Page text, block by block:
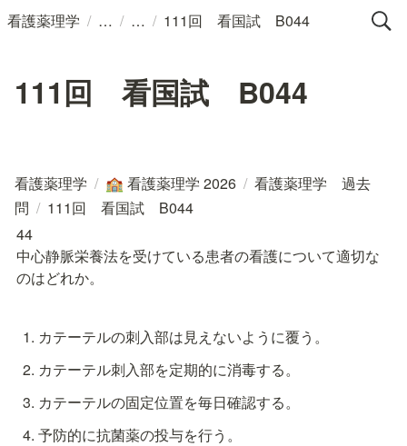
看護薬理学 / / / 111回 看国試 B044
111回 看国試 B044
看護薬理学 / 🏫 看護薬理学 2026 / 看護薬理学 過去
問 / 111回 看国試 B044
44
中心静脈栄養法を受けている患者の看護について適切な
のはどれか。
カテーテルの刺入部は見えないように覆う。
カテーテル刺入部を定期的に消毒する。
カテーテルの固定位置を毎日確認する。
予防的に抗菌薬の投与を行う。